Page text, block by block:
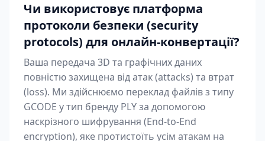
Чи використовує платформа
протоколи безпеки (security
protocols) для онлайн-конвертації?
Ваша передача 3D та графічних даних
повністю захищена від атак (attacks) та втрат
(loss). Ми здійснюємо переклад файлів з типу
GCODE у тип бренду PLY за допомогою
наскрізного шифрування (End-to-End
encryption), яке протистоїть усім атакам на